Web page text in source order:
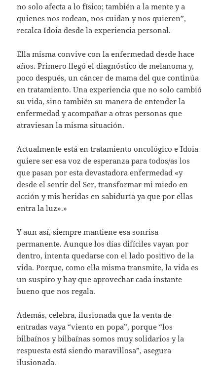
no solo afecta a lo físico; también a la mente y a
quienes nos rodean, nos cuidan y nos quieren”,
recalca Idoia desde la experiencia personal.
Ella misma convive con la enfermedad desde hace
años. Primero llegó el diagnóstico de melanoma y,
poco después, un cáncer de mama del que continúa
en tratamiento. Una experiencia que no solo cambió
su vida, sino también su manera de entender la
enfermedad y acompañar a otras personas que
atraviesan la misma situación.
Actualmente está en tratamiento oncológico e Idoia
quiere ser esa voz de esperanza para todos/as los
que pasan por esta devastadora enfermedad «y
desde el sentir del Ser, transformar mi miedo en
acción y mis heridas en sabiduría ya que por ellas
entra la luz».»
Y aun así, siempre mantiene esa sonrisa
permanente. Aunque los días difíciles vayan por
dentro, intenta quedarse con el lado positivo de la
vida. Porque, como ella misma transmite, la vida es
un suspiro y hay que aprovechar cada instante
bueno que nos regala.
Además, celebra, ilusionada que la venta de
entradas vaya “viento en popa”, porque “los
bilbaínos y bilbaínas somos muy solidarios y la
respuesta está siendo maravillosa”, asegura
ilusionada.